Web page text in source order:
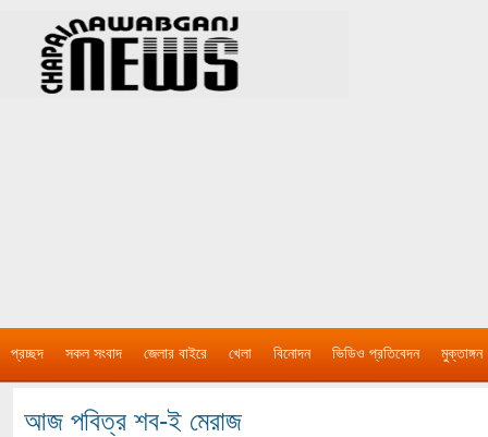
প্রচ্ছদ সকল সংবাদ জেলার বাইরে খেলা বিনোদন ভিডিও প্রতিবেদন মুক্তাঙ্গন
আজ পবিত্র শব-ই মেরাজ